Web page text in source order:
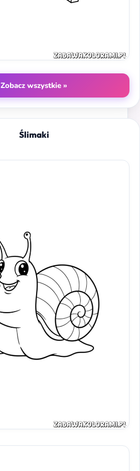
Zobacz wszystkie »
Ślimaki